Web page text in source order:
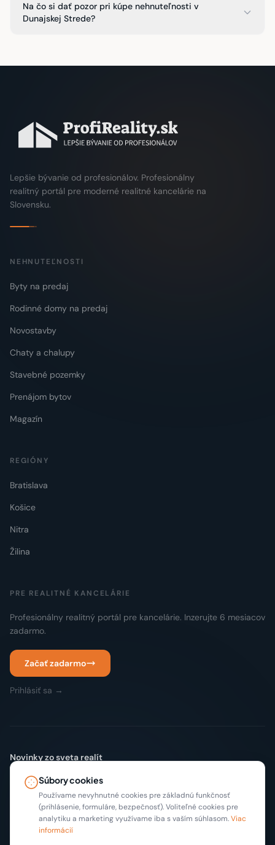
Na čo si dať pozor pri kúpe nehnuteľnosti v
Dunajskej Strede?
Lepšie bývanie od profesionálov. Profesionálny
realitný portál pre moderné realitné kancelárie na
Slovensku.
NEHNUTEĽNOSTI
Byty na predaj
Rodinné domy na predaj
Novostavby
Chaty a chalupy
Stavebné pozemky
Prenájom bytov
Magazín
REGIÓNY
Bratislava
Košice
Nitra
Žilina
PRE REALITNÉ KANCELÁRIE
Profesionálny realitný portál pre kancelárie. Inzerujte 6 mesiacov
zadarmo.
Začať zadarmo
Prihlásiť sa →
Novinky zo sveta realít
Súbory cookies
Používame nevyhnutné cookies pre základnú funkčnosť
(prihlásenie, formuláre, bezpečnosť). Voliteľné cookies pre
analytiku a marketing využívame iba s vaším súhlasom.Viac
informácií